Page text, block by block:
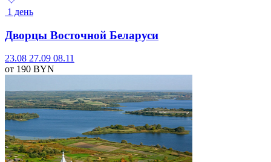
1 день
Дворцы Восточной Беларуси
23.08 27.09 08.11
от 190 BYN